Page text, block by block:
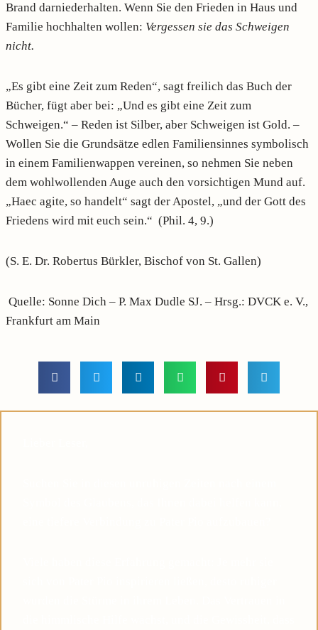
Brand darniederhalten. Wenn Sie den Frieden in Haus und
Familie hochhalten wollen: Vergessen sie das Schweigen
nicht.
„Es gibt eine Zeit zum Reden“, sagt freilich das Buch der
Bücher, fügt aber bei: „Und es gibt eine Zeit zum
Schweigen.“ – Reden ist Silber, aber Schweigen ist Gold. –
Wollen Sie die Grundsätze edlen Familiensinnes symbolisch
in einem Familienwappen vereinen, so nehmen Sie neben
dem wohlwollenden Auge auch den vorsichtigen Mund auf.
„Haec agite, so handelt“ sagt der Apostel, „und der Gott des
Friedens wird mit euch sein.“ (Phil. 4, 9.)
(S. E. Dr. Robertus Bürkler, Bischof von St. Gallen)
Quelle: Sonne Dich – P. Max Dudle SJ. – Hrsg.: DVCK e. V.,
Frankfurt am Main